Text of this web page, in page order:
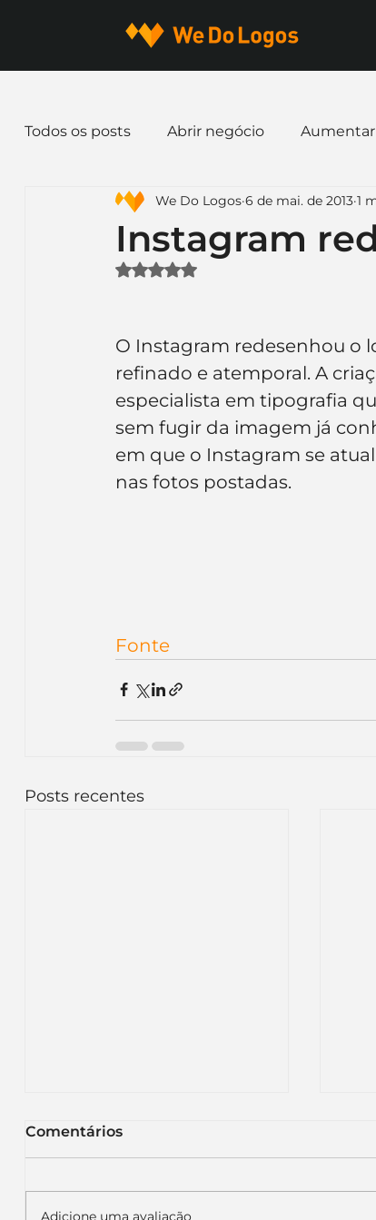
Todos os posts Abrir negócio Aumentar
Dicas de Marketing Email marketing
Identidade Visual
Ferramentas Mascotes Slogan
Inteligência Artificial Embalagens
Instagram
We Do Logos 6 de mai. de 2013 1
Avaliado com NaN de 5 estrelas.
O Instagram redesenhou o
refinado e atemporal. A
especialista em tipografia
sem fugir da imagem já
em que o Instagram se
nas fotos postadas.
Fonte
Posts recentes
Comentários
Adicione uma avaliação